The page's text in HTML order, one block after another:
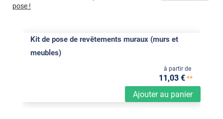
pose !
Kit de pose de revêtements muraux (murs et
meubles)
Ajouter au panier
à partir de
11 ,03 €**